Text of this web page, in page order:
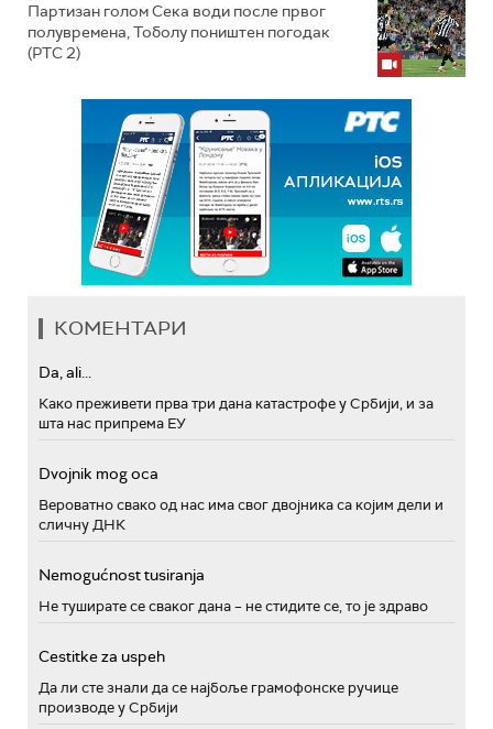
Партизан голом Сека води после првог
полувремена, Тоболу поништен погодак
(РТС 2)
КОМЕНТАРИ
Da, ali...
Како преживети прва три дана катастрофе у Србији, и за
шта нас припрема ЕУ
Dvojnik mog oca
Вероватно свако од нас има свог двојника са којим дели и
сличну ДНК
Nemogućnost tusiranja
Не туширате се сваког дана – не стидите се, то је здраво
Cestitke za uspeh
Да ли сте знали да се најбоље грамофонске ручице
производе у Србији